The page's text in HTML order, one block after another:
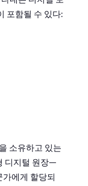
포함될 수 있다:
소유하고 있는
디지털 원장—
에게 할당되